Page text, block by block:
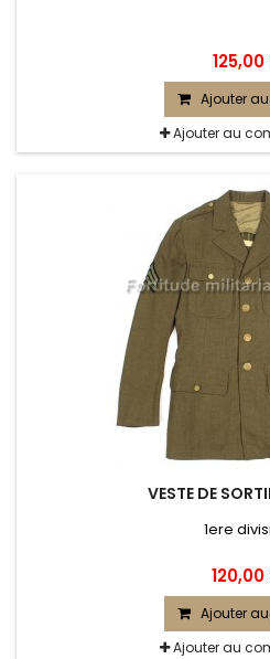
Ajouter
Ajouter au
VESTE DE
1ere
Ajouter
Ajouter au